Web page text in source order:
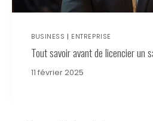
BUSINESS | ENTREPRISE
Tout savoir avant de licencier un
11 février 2025